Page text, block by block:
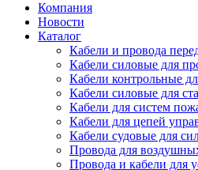
Компания
Новости
Каталог
Кабели и провода
Кабели силовые для
Кабели контрольные
Кабели силовые для
Кабели для систем
Кабели для цепей
Кабели судовые для
Провода для
Провода и кабели для